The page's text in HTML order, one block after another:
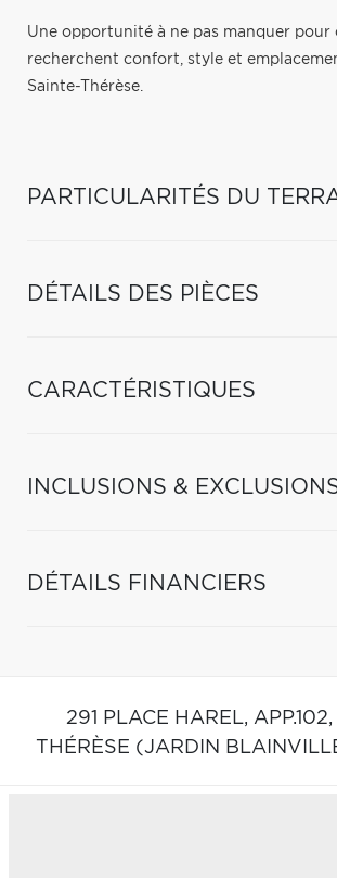
Une opportunité à ne pas manquer pour
recherchent confort, style et
Sainte-Thérèse.
PARTICULARITÉS DU
DÉTAILS DES PIÈCES
CARACTÉRISTIQUES
INCLUSIONS &
DÉTAILS FINANCIERS
291 PLACE HAREL, APP.102,
THÉRÈSE (JARDIN